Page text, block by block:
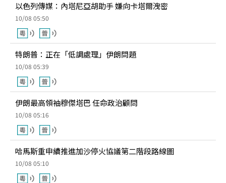
以色列傳媒：內塔尼亞胡助手 嫌向卡塔爾洩密
10/08 05:50
特朗普：正在「低調處理」伊朗問題
10/08 05:39
伊朗最高領袖穆傑塔巴 任命政治顧問
10/08 05:16
哈馬斯重申續推進加沙停火協議第二階段路線圖
10/08 05:10